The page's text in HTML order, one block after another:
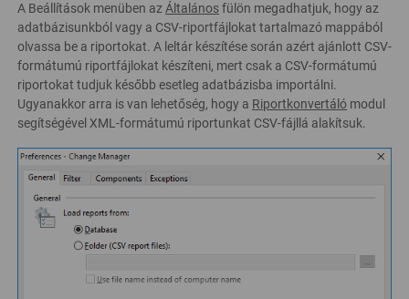
A Beállítások menüben az Általánosfülön megadhatjuk, hogy az
adatbázisunkból vagy a CSV-riportfájlokat tartalmazó mappából
olvassa be a riportokat. A leltár készítése során azért ajánlott CSV-
formátumú riportfájlokat készíteni, mert csak a CSV-formátumú
riportokat tudjuk később esetleg adatbázisba importálni.
Ugyanakkor arra is van lehetőség, hogy a Riportkonvertáló modul
segítségével XML-formátumú riportunkat CSV-fájllá alakítsuk.